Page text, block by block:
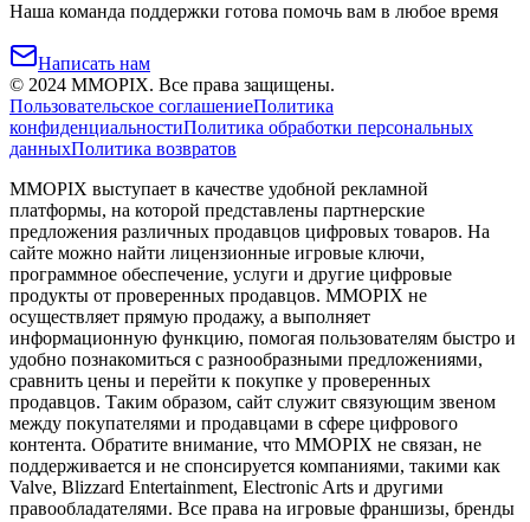
Наша команда поддержки готова помочь вам в любое время
Написать нам
© 2024 MMOPIX. Все права защищены.
Пользовательское соглашениеПолитика
конфиденциальностиПолитика обработки персональных
данныхПолитика возвратов
MMOPIX выступает в качестве удобной рекламной
платформы, на которой представлены партнерские
предложения различных продавцов цифровых товаров. На
сайте можно найти лицензионные игровые ключи,
программное обеспечение, услуги и другие цифровые
продукты от проверенных продавцов. MMOPIX не
осуществляет прямую продажу, а выполняет
информационную функцию, помогая пользователям быстро и
удобно познакомиться с разнообразными предложениями,
сравнить цены и перейти к покупке у проверенных
продавцов. Таким образом, сайт служит связующим звеном
между покупателями и продавцами в сфере цифрового
контента. Обратите внимание, что MMOPIX не связан, не
поддерживается и не спонсируется компаниями, такими как
Valve, Blizzard Entertainment, Electronic Arts и другими
правообладателями. Все права на игровые франшизы, бренды